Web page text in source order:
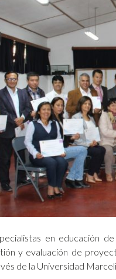
en educación
y evaluación de
de la Universidad